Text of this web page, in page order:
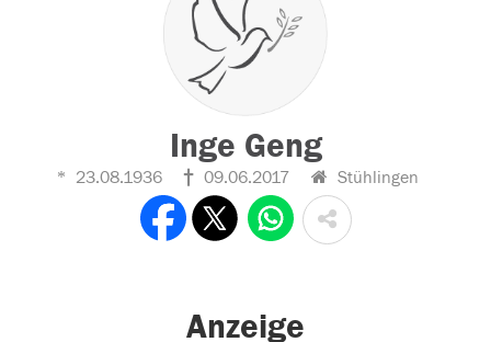
Inge Geng
23.08.1936 09.06.2017 Stühlingen
Anzeige